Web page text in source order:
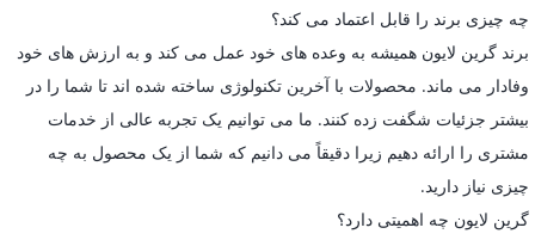
چه چیزی برند را قابل اعتماد می کند؟
برند گرین لایون همیشه به وعده های خود عمل می کند و به ارزش های خود
وفادار می ماند. محصولات با آخرین تکنولوژی ساخته شده اند تا شما را در
بیشتر جزئیات شگفت زده کنند. ما می توانیم یک تجربه عالی از خدمات
مشتری را ارائه دهیم زیرا دقیقاً می دانیم که شما از یک محصول به چه
چیزی نیاز دارید.
گرین لایون چه اهمیتی دارد؟